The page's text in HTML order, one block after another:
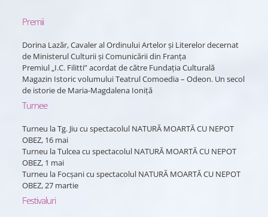
Premii
Dorina Lazăr, Cavaler al Ordinului Artelor şi Literelor decernat
de Ministerul Culturii şi Comunicării din Franţa
Premiul „I.C. Filitti” acordat de către Fundaţia Culturală
Magazin Istoric volumului Teatrul Comoedia – Odeon. Un secol
de istorie de Maria-Magdalena Ioniţă
Turnee
Turneu la Tg. Jiu cu spectacolul NATURĂ MOARTĂ CU NEPOT
OBEZ, 16 mai
Turneu la Tulcea cu spectacolul NATURĂ MOARTĂ CU NEPOT
OBEZ, 1 mai
Turneu la Focşani cu spectacolul NATURĂ MOARTĂ CU NEPOT
OBEZ, 27 martie
Festivaluri